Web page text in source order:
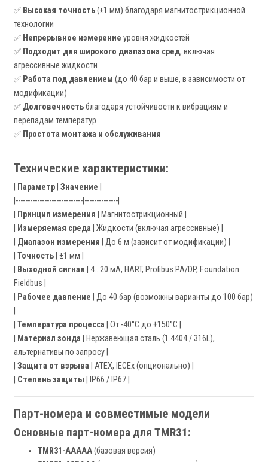
✅ Высокая точность(±1 мм) благодаря магнитострикционной
технологии
✅ Непрерывное измерение уровня жидкостей
✅ Подходит для широкого диапазона сред, включая
агрессивные жидкости
✅ Работа под давлением (до 40 бар и выше, в зависимости от
модификации)
✅ Долговечностьблагодаря устойчивости к вибрациям и
перепадам температур
✅ Простота монтажа и обслуживания
Технические характеристики:
Параметр Значение
|----------------------------|--------------|
Принцип измерения | Магнитострикционный |
Измеряемая среда | Жидкости (включая агрессивные) |
Диапазон измерения | До 6 м (зависит от модификации) |
Точность | ±1 мм |
Выходной сигнал | 4…20 мА, HART, Profibus PA/DP, Foundation
Fieldbus |
Рабочее давление | До 40 бар (возможны варианты до 100 бар)
Температура процесса | От -40°C до +150°C |
Материал зонда | Нержавеющая сталь (1.4404 / 316L),
альтернативы по запросу |
Защита от взрыва | ATEX, IECEx (опционально) |
Степень защиты | IP66 / IP67 |
Парт-номера и совместимые модели
Основные парт-номера для TMR31:
TMR31-AAAAA(базовая версия)